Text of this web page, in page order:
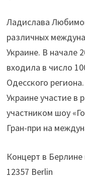
Ладислава
различных
Украине. В начале
входила в число
Одесского
Украине участие в
участником шоу
Гран-при на
Концерт в Берлине
12357 Berlin